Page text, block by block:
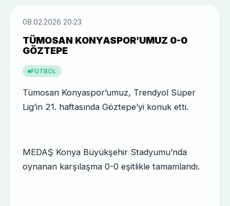
08.02.2026 20:23
TÜMOSAN KONYASPOR’UMUZ 0-0
GÖZTEPE
FUTBOL
Tümosan Konyaspor’umuz, Trendyol Süper
Lig’in 21. haftasında Göztepe’yi konuk etti.
MEDAŞ Konya Büyükşehir Stadyumu’nda
oynanan karşılaşma 0-0 eşitlikle tamamlandı.